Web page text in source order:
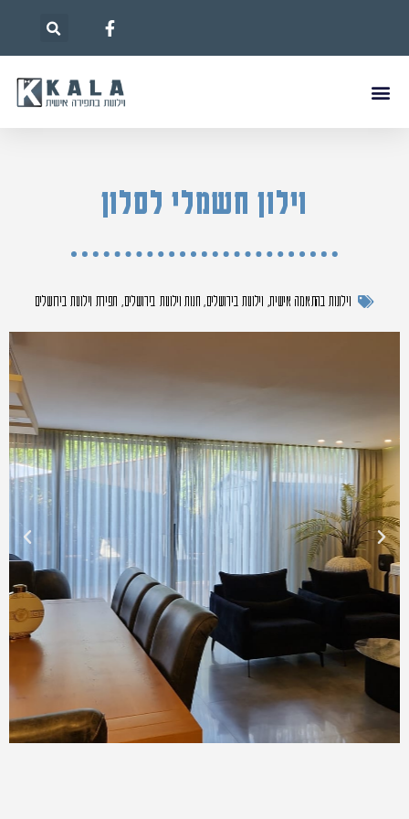
וילון חשמלי לסלון
וילונות בהתאמה אישית, וילונות בירושלים, חנות וילונות בירושלים, תפירת וילונות בירושלים